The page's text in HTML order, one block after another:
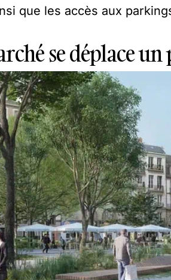
que les accès aux
se déplace un